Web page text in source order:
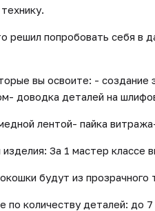
решил попробовать себя в
вы освоите: -
доводка деталей на
лентой- пайка
За 1 мастер классе
будут из прозрачного
по количеству деталей: до